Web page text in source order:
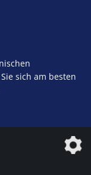
sich am besten